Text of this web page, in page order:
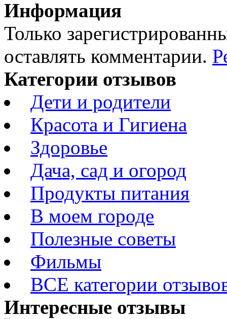
Информация
Только
оставлять комментарии.
Категории отзывов
Дети и родители
Красота и Гигиена
Здоровье
Дача, сад и огород
Продукты питания
В моем городе
Полезные советы
Фильмы
ВСЕ категории
Интересные отзывы